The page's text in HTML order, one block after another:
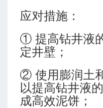
应对措施：
① 提高钻井液
定井壁；
② 使用膨润土
以提高钻井液
成高效泥饼；